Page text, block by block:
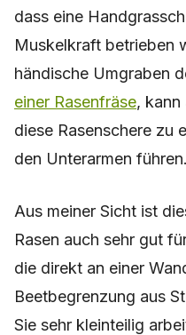
dass eine
Muskelkraft betrieben
händische Umgraben
einer Rasenfräse, kann
diese Rasenschere zu
den Unterarmen führen.
Aus meiner Sicht ist
Rasen auch sehr gut
die direkt an einer
Beetbegrenzung aus
Sie sehr kleinteilig